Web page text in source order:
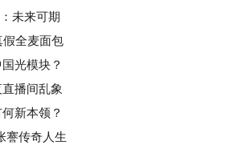
未来可期
假全麦面包
光模块？
播间乱象
新本领？
謇传奇人生